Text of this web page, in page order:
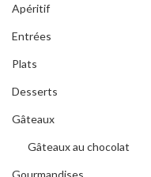
Apéritif
Entrées
Plats
Desserts
Gâteaux
Gâteaux au chocolat
Gourmandises